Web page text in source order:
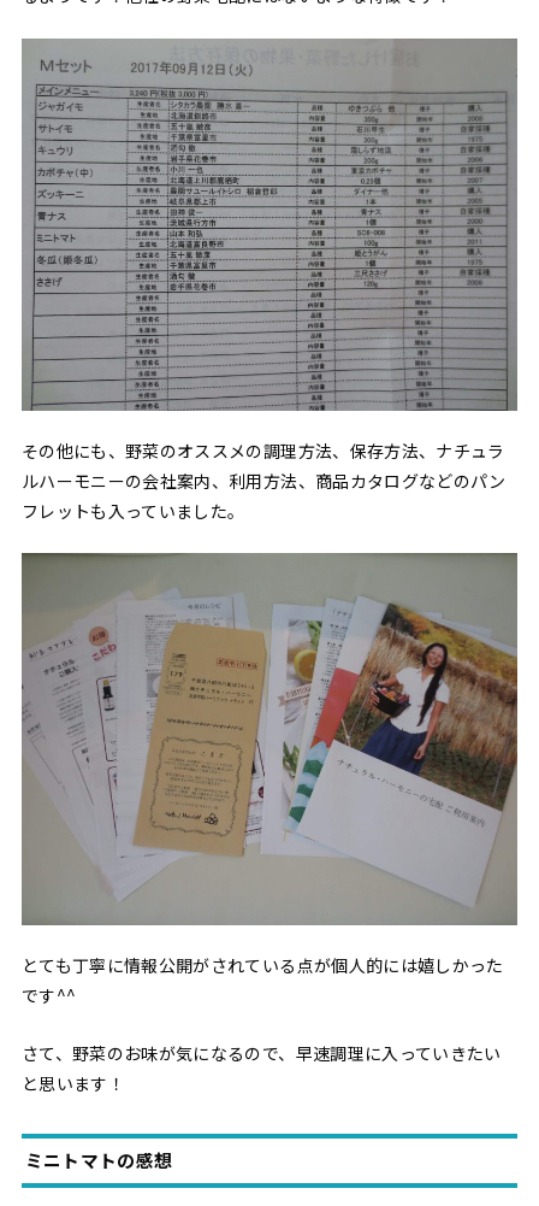
その他にも、野菜のオススメの調理方法、保存方法、ナチュラ
ルハーモニーの会社案内、利用方法、商品カタログなどのパン
フレットも入っていました。
とても丁寧に情報公開がされている点が個人的には嬉しかった
です^^
さて、野菜のお味が気になるので、早速調理に入っていきたい
と思います！
ミニトマトの感想